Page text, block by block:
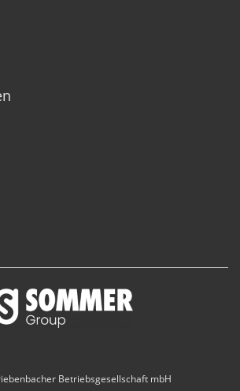
Betriebsgesellschaft mbH